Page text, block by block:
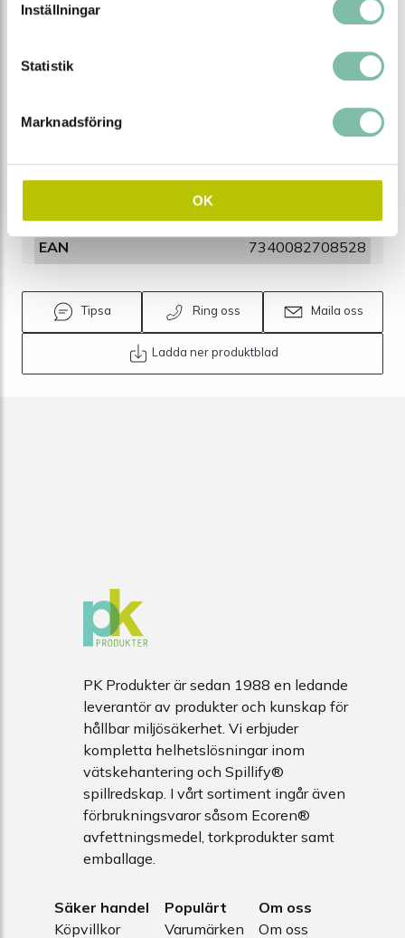
Inställningar
Statistik
Marknadsföring
OK
1 säck absorberande granulat Zugol 20 L
2 par skyddshandskar
1 rulle sopsäckar
Egenskaper
EAN
7340082708528
Tipsa Ring oss Maila oss
Ladda ner produktblad
PK Produkter är sedan 1988 en ledande
leverantör av produkter och kunskap för
hållbar miljösäkerhet. Vi erbjuder
kompletta helhetslösningar inom
vätskehantering och Spillify®
spillredskap. I vårt sortiment ingår även
förbrukningsvaror såsom Ecoren®
avfettningsmedel, torkprodukter samt
emballage.
Säker handel
Köpvillkor
Populärt
Varumärken
Om oss
Om oss